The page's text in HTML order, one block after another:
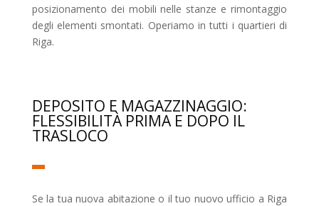
posizionamento dei mobili nelle stanze e rimontaggio
degli elementi smontati. Operiamo in tutti i quartieri di
Riga.
DEPOSITO E MAGAZZINAGGIO:
FLESSIBILITÀ PRIMA E DOPO IL
TRASLOCO
Se la tua nuova abitazione o il tuo nuovo ufficio a Riga